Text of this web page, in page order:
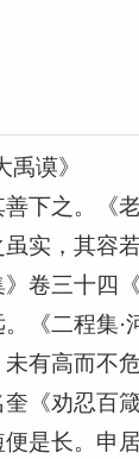
谟》
下之。《
实，其容
卷三十四《
《二程集·
有高而不
《劝忍百箴
是长。申